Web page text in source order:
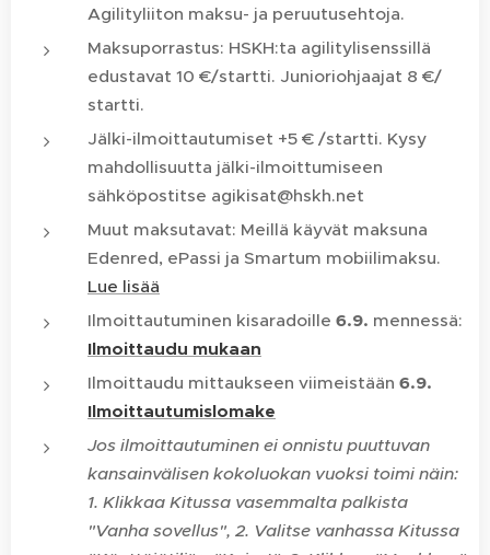
Agilityliiton maksu- ja peruutusehtoja.
Maksuporrastus: HSKH:ta agilitylisenssillä
edustavat 10 €/startti. Junioriohjaajat 8 €/
startti.
Jälki-ilmoittautumiset +5 € /startti. Kysy
mahdollisuutta jälki-ilmoittumiseen
sähköpostitse agikisat@hskh.net
Muut maksutavat: Meillä käyvät maksuna
Edenred, ePassi ja Smartum mobiilimaksu.
Lue lisää
Ilmoittautuminen kisaradoille 6.9. mennessä:
Ilmoittaudu mukaan
Ilmoittaudu mittaukseen viimeistään 6.9.
Ilmoittautumislomake
Jos ilmoittautuminen ei onnistu puuttuvan
kansainvälisen kokoluokan vuoksi toimi näin:
1. Klikkaa Kitussa vasemmalta palkista
"Vanha sovellus", 2. Valitse vanhassa Kitussa